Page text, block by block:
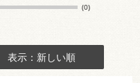
(0)
表示：新しい順